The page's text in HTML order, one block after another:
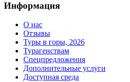
Информация
О нас
Отзывы
Туры в горы, 2026
Турагенствам
Спецпредложения
Дополнительные услуги
Доступная среда